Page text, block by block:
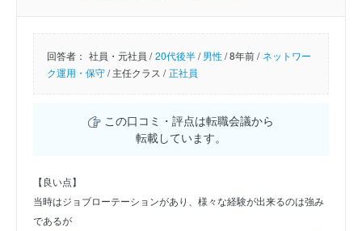
回答者： 社員・元社員 / 20代後半/男性/8年前 / ネットワー
ク運用・保守/主任クラス / 正社員
この口コミ・評点は転職会議から
転載しています。
【良い点】
当時はジョブローテーションがあり、様々な経験が出来るのは強み
であるが